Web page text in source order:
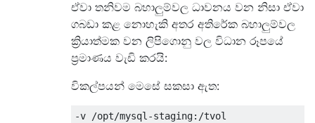
ඒවා තනිවම බහාලුම්වල ධාවනය වන නිසා ඒවා
ගබඩා කළ නොහැකි අතර අතිරේක බහාලුම්වල
ක්‍රියාත්මක වන ලිපිගොනු වල විධාන රූපයේ
ප්‍රමාණය වැඩි කරයි:
විකල්පයන් මෙසේ සකසා ඇත: